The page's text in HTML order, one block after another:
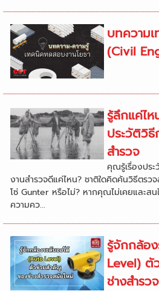
บทความ
(Civil
รู้ลึกแค่ไ
ประวัติวิธี
สำรวจ
คุณรู้เรื่องประ
งานสำรวจดีแค่ไหน? ชาติใดคิดค้นวิธีตรว
โซ่ Gunter หรือไม่? หากคุณไม่เคยและส
ความคว...
รู้จักกล้อ
Level)
ช่างสำรว